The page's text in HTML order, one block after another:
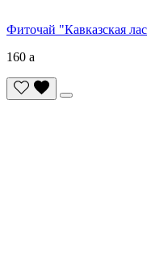
Фиточай "Кавказская
160 a